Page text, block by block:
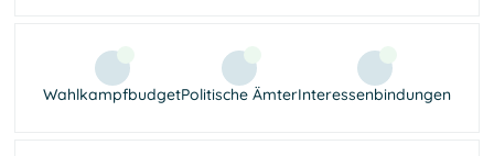
WahlkampfbudgetPolitische ÄmterInteressenbindungen